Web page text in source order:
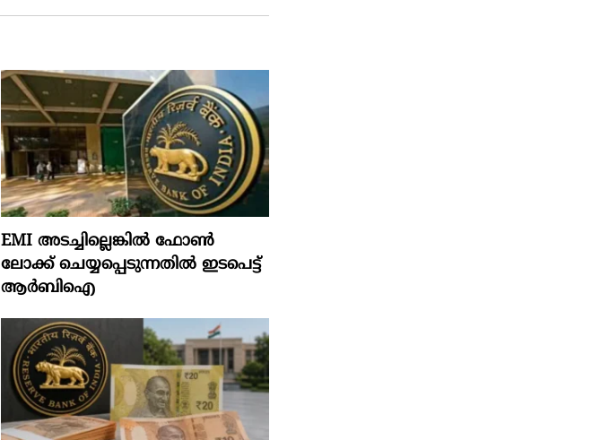
EMI അടച്ചില്ലെങ്കിൽ ഫോൺ
ലോക്ക് ചെയ്യപ്പെടുന്നതിൽ ഇടപെട്ട്
ആർബിഐ